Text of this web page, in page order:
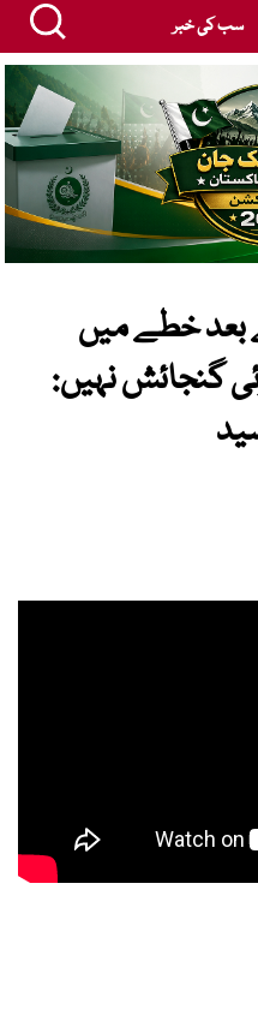
سب کی خبر
بعد خطے میں
گنجائش نہیں: